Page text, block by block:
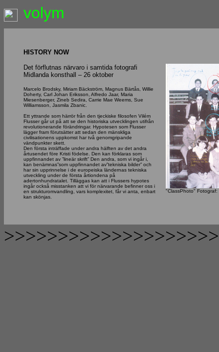
volym
HISTORY NOW
Det förflutnas närvaro i samtida fotografi
Midlanda konsthall – 26 oktober
Marcelo Brodsky, Miriam Bäckström, Magnus Bärtås, Willie
Doherty, Carl Johan Eriksson, Alfredo Jaar, Maria
Miesenberger, Zineb Sedira, Carrie Mae Weems, Sue
Williamsson, Jasmila Zbanic.
Ett yttrande som härrör från den tjeckiske filosofen Vilém
Flusser går ut på att se den historiska utvecklingen utifrån
revolutionerande förändringar. Hypotesen som Flusser
lägger fram förutsätter att sedan den mänskliga
civilisationens uppkomst har två genomgripande
vändpunkter skett.
Den första inträffade under andra hälften av det andra
årtusendet före Kristi födelse. Den kan förklaras som
uppfinnandet av ”lineär skrift” Den andra, som vi ingår i,
kan benämnas”som uppfinnandet av”tekniska bilder” och
har sin upprinnelse i de europeiska ländernas tekniska
utveckling under de första årtiondena på
adertonhundratalet. Tilläggas kan att i Flussers hypotes
ingår också misstanken att vi för närvarande befinner oss i
en strukturomvandling, vars komplexitet, får vi anta, enbart
kan skönjas.
"ClassPhoto" Fotograf: